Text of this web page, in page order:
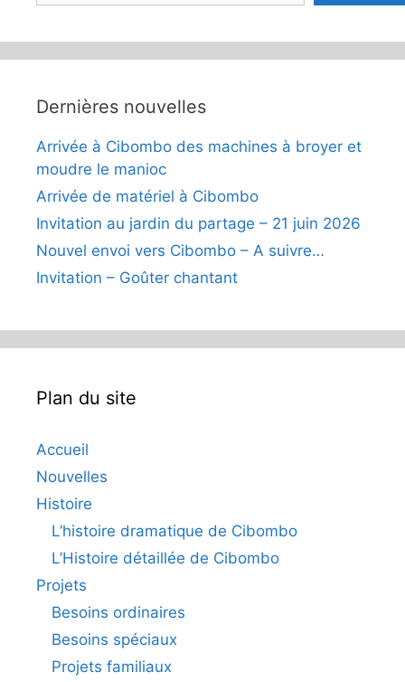
Dernières nouvelles
Arrivée à Cibombo des machines à broyer et
moudre le manioc
Arrivée de matériel à Cibombo
Invitation au jardin du partage – 21 juin 2026
Nouvel envoi vers Cibombo – A suivre…
Invitation – Goûter chantant
Plan du site
Accueil
Nouvelles
Histoire
L’histoire dramatique de Cibombo
L’Histoire détaillée de Cibombo
Projets
Besoins ordinaires
Besoins spéciaux
Projets familiaux